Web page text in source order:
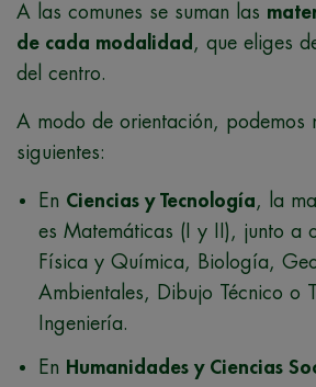
A las comunes se suman las
de cada modalidad , que eliges
del centro.
A modo de orientación, podemos
siguientes:
En Ciencias y Tecnología, la
es Matemáticas (I y II), junto a
Física y Química, Biología,
Ambientales, Dibujo Técnico o
Ingeniería.
En Humanidades y Ciencias